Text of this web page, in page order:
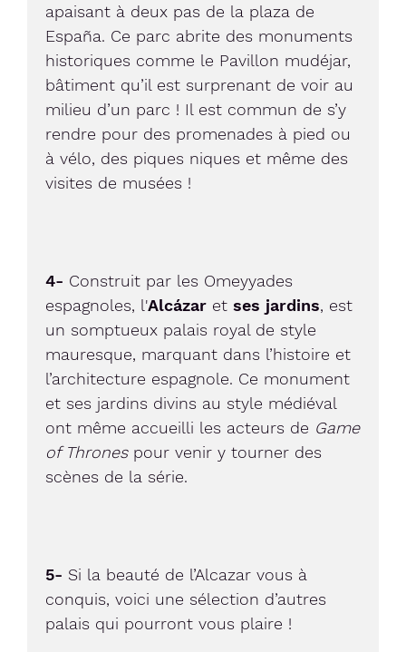
apaisant à deux pas de la plaza de
España. Ce parc abrite des monuments
historiques comme le Pavillon mudéjar,
bâtiment qu’il est surprenant de voir au
milieu d’un parc ! Il est commun de s’y
rendre pour des promenades à pied ou
à vélo, des piques niques et même des
visites de musées !
4- Construit par les Omeyyades
espagnoles, l'Alcázar et ses jardins, est
un somptueux palais royal de style
mauresque, marquant dans l’histoire et
l’architecture espagnole. Ce monument
et ses jardins divins au style médiéval
ont même accueilli les acteurs de Game
of Thrones pour venir y tourner des
scènes de la série.
5- Si la beauté de l’Alcazar vous à
conquis, voici une sélection d’autres
palais qui pourront vous plaire !